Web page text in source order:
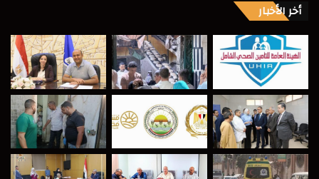
أخر الأخبار